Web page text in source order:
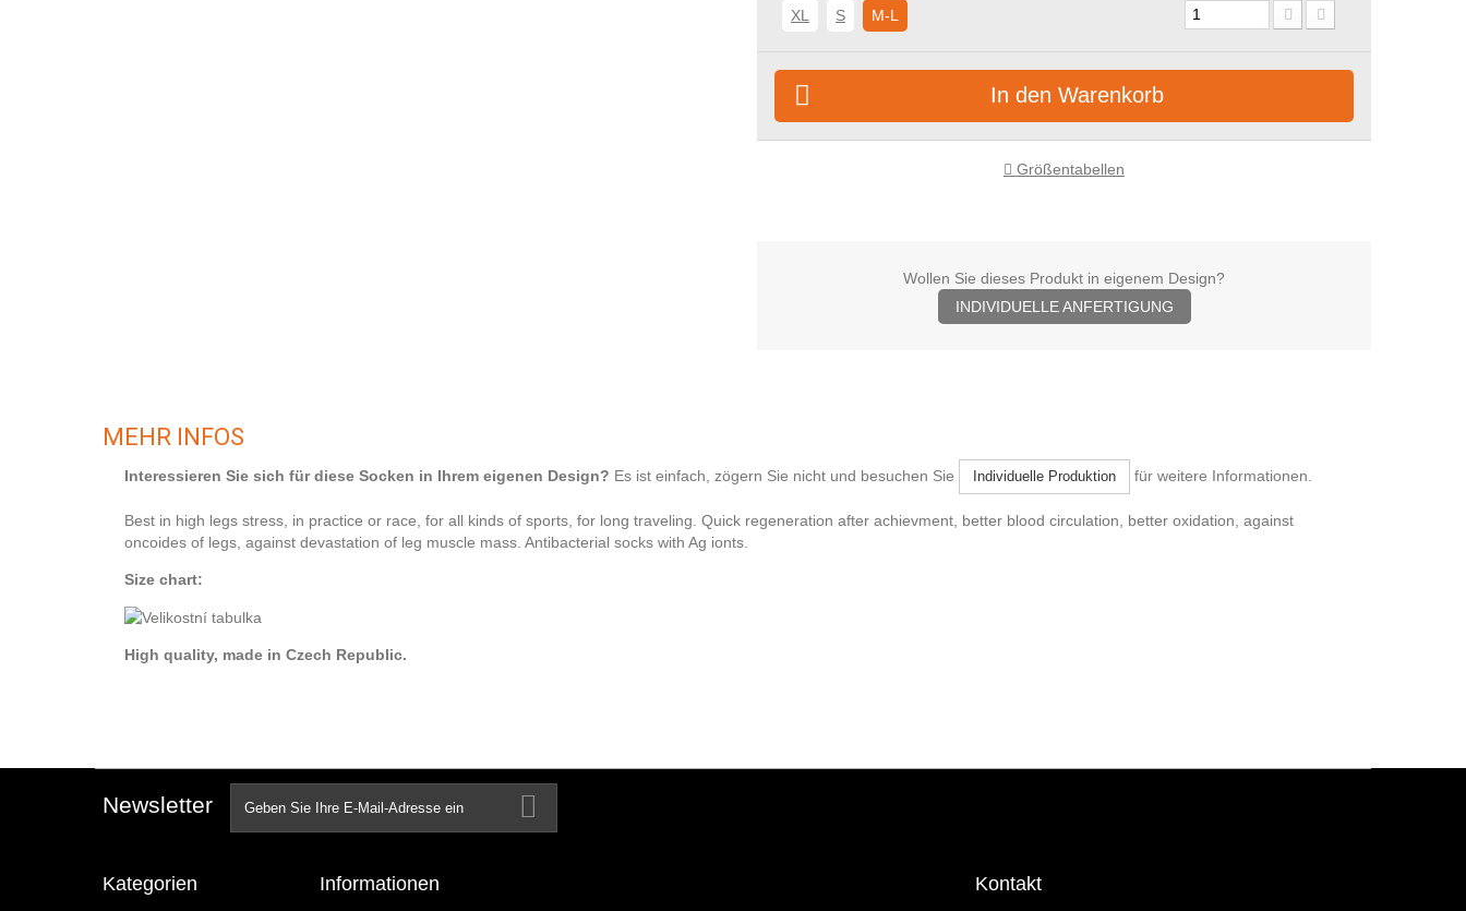
XL S M-L
In den Warenkorb
Größentabellen
Wollen Sie dieses Produkt in eigenem Design?
INDIVIDUELLE ANFERTIGUNG
MEHR INFOS
Interessieren Sie sich für diese Socken in Ihrem eigenen Design? Es ist einfach, zögern Sie nicht und besuchen Sie Individuelle Produktion für weitere Informationen.
Best in high legs stress, in practice or race, for all kinds of sports, for long traveling. Quick regeneration after achievment, better blood circulation, better oxidation, against
oncoides of legs, against devastation of leg muscle mass. Antibacterial socks with Ag ionts.
Size chart:
High quality, made in Czech Republic.
Newsletter
Kategorien Informationen Kontakt